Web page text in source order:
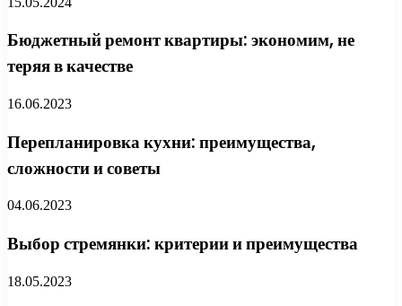
Бюджетный ремонт квартиры: экономим, не
теряя в качестве
16.06.2023
Перепланировка кухни: преимущества,
сложности и советы
04.06.2023
Выбор стремянки: критерии и преимущества
18.05.2023